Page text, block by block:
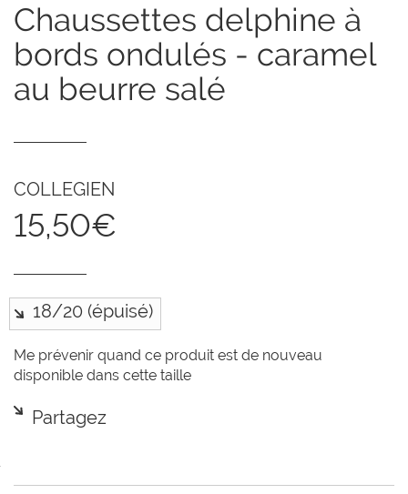
chaussettes delphine à
bords ondulés - caramel
au beurre salé
COLLEGIEN
15,50€
Me prévenir quand ce produit est de nouveau
disponible dans cette taille
Partagez